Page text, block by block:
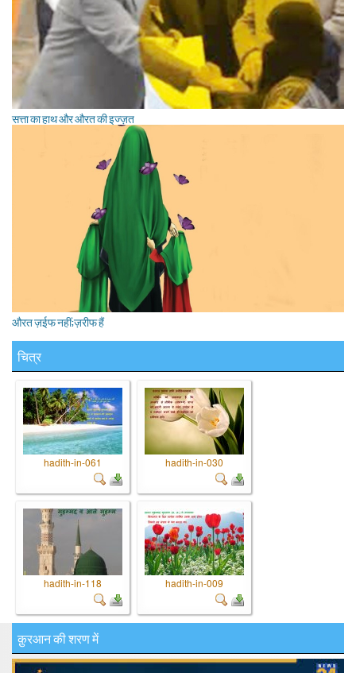
सत्ता का हाथ और औरत की इज्ज़त
औरत ज़ईफ नहीं;ज़रीफ हैं
चित्र
hadith-in-061 hadith-in-030
hadith-in-118 hadith-in-009
क़ुरआन की शरण में